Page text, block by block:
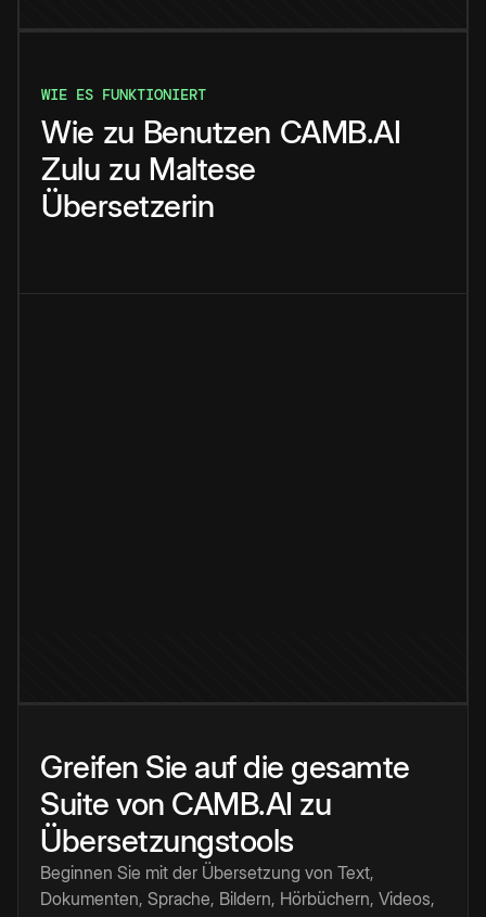
WIE ES FUNKTIONIERT
Wie zu Benutzen CAMB.AI
Zulu zu Maltese
Übersetzerin
Greifen Sie auf die gesamte
Suite von CAMB.AI zu
Übersetzungstools
Beginnen Sie mit der Übersetzung von Text,
Dokumenten, Sprache, Bildern, Hörbüchern, Videos,